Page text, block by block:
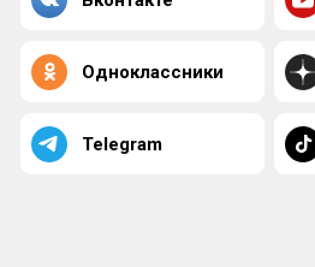
Одноклассники
Telegram